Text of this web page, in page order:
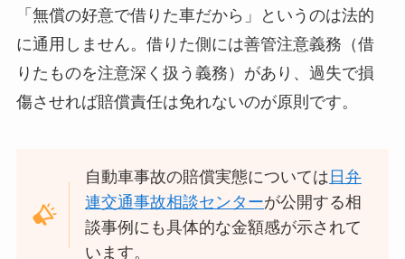
「無償の好意で借りた車だから」というのは法的
に通用しません。借りた側には善管注意義務（借
りたものを注意深く扱う義務）があり、過失で損
傷させれば賠償責任は免れないのが原則です。
自動車事故の賠償実態については 日弁
連交通事故相談センターが公開する相
談事例にも具体的な金額感が示されて
います。